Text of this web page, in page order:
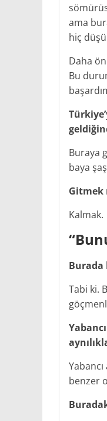
ama
hiç
Daha
Bu
Buraya
baya
Gitmek
Kalmak.
Burada
Tabi ki.
benzer